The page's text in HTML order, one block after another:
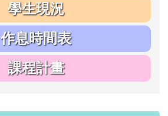
學生現況
作息時間表
課程計畫